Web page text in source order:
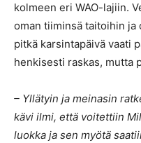
kolmeen eri WAO-lajiin.
oman tiiminsä taitoihin ja
pitkä karsintapäivä vaati
henkisesti raskas, mutta
– Yllätyin ja meinasin
kävi ilmi, että voitettiin
luokka ja sen myötä